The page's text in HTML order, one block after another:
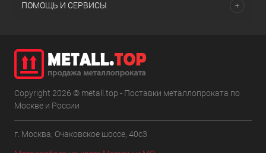
ПОМОЩЬ И СЕРВИСЫ
Copyright 2026 © metall.top - Поставки металлопроката по
Москве и России
г. Москва, Очаковское шоссе, 40с3